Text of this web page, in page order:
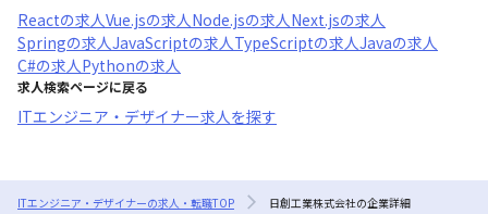
Reactの求人Vue.jsの求人 Node.jsの求人 Next.jsの求人
Springの求人JavaScriptの求人 TypeScriptの求人Javaの求人
C#の求人 Pythonの求人
求人検索ページに戻る
ITエンジニア・デザイナー求人を探す
ITエンジニア・デザイナーの求人・転職TOP 日創工業株式会社の企業詳細